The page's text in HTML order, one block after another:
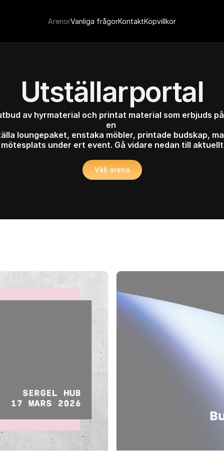
ArenorVanliga frågorKontaktKöpvillkor
Utställarportal
av hyrmaterial och printat material som erbjuds
en
loungepaket, enstaka möbler, printade budskap,
under ert event. Gå vidare nedan till
Välj arena